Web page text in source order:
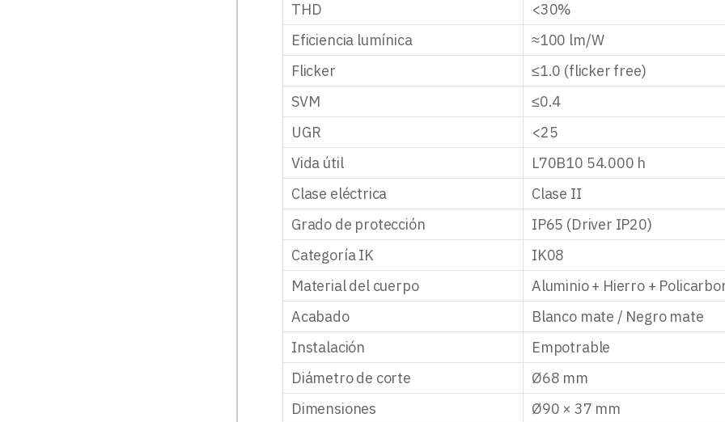
THD
<30%
Eficiencia lumínica
≈100 lm/W
Flicker
≤1.0 (flicker free)
SVM
≤0.4
UGR
<25
Vida útil
L70B10 54.000 h
Clase eléctrica
Clase II
Grado de protección
IP65 (Driver IP20)
Categoría IK
IK08
Material del cuerpo
Aluminio + Hierro +
Acabado
Blanco mate / Negro mate
Instalación
Empotrable
Diámetro de corte
Ø68 mm
Dimensiones
Ø90 × 37 mm